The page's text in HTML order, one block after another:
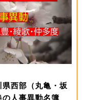
西部（丸亀・坂
人事異動名簿